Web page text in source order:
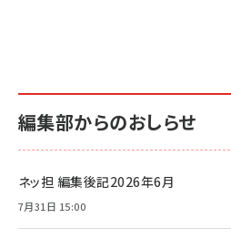
編集部からのおしらせ
ネッ担 編集後記2026年6月
7月31日 15:00